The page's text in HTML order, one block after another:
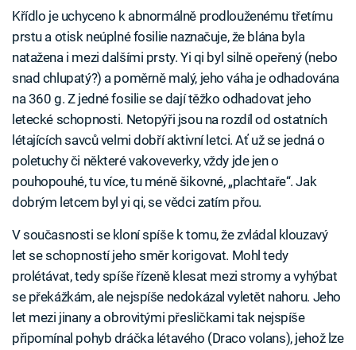
Křídlo je uchyceno k abnormálně prodlouženému třetímu
prstu a otisk neúplné fosilie naznačuje, že blána byla
natažena i mezi dalšími prsty. Yi qi byl silně opeřený (nebo
snad chlupatý?) a poměrně malý, jeho váha je odhadována
na 360 g. Z jedné fosilie se dají těžko odhadovat jeho
letecké schopnosti. Netopýři jsou na rozdíl od ostatních
létajících savců velmi dobří aktivní letci. Ať už se jedná o
poletuchy či některé vakoveverky, vždy jde jen o
pouhopouhé, tu více, tu méně šikovné, „plachtaře“. Jak
dobrým letcem byl yi qi, se vědci zatím přou.
V současnosti se kloní spíše k tomu, že zvládal klouzavý
let se schopností jeho směr korigovat. Mohl tedy
prolétávat, tedy spíše řízeně klesat mezi stromy a vyhýbat
se překážkám, ale nejspíše nedokázal vyletět nahoru. Jeho
let mezi jinany a obrovitými přesličkami tak nejspíše
připomínal pohyb dráčka létavého (Draco volans), jehož lze